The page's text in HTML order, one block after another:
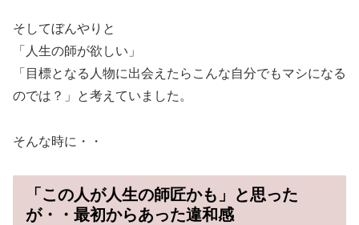
そしてぼんやりと
「人生の師が欲しい」
「目標となる人物に出会えたらこんな自分でもマシになる
のでは？」と考えていました。
そんな時に・・
「この人が人生の師匠かも」と思った
が・・最初からあった違和感